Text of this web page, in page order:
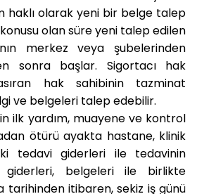
haklı olarak yeni bir belge talep
olan süre yeni talep edilen
merkez veya şubelerinden
sonra başlar. Sigortacı hak
hak sahibinin tazminat
ve belgeleri talep edebilir.
ilk yardım, muayene ve kontrol
ötürü ayakta hastane, klinik
tedavi giderleri ile tedavinin
belgeleri ile birlikte
tarihinden itibaren, sekiz iş günü